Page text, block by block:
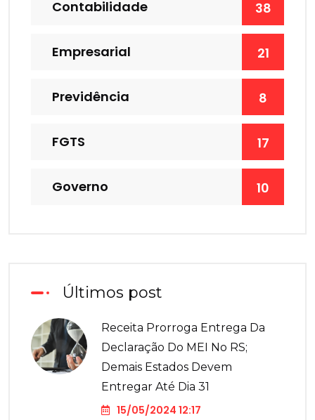
Contabilidade 38
Empresarial 21
Previdência 8
FGTS 17
Governo 10
Últimos post
Receita Prorroga Entrega Da
Declaração Do MEI No RS;
Demais Estados Devem
Entregar Até Dia 31
15/05/2024 12:17